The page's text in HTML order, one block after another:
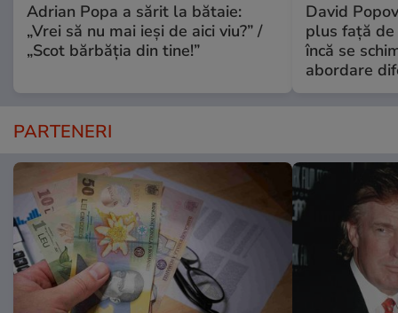
Adrian Popa a sărit la bătaie:
„Vrei să nu mai ieși de aici viu?” /
„Scot bărbăția din tine!”
David
plus față de
încă se
abordare
PARTENERI